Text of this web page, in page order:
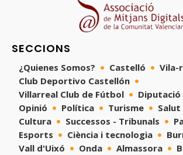
SECCIONS
¿Quienes Somos? Castelló
Vila-
Club Deportivo Castellón
Villarreal Club de Fútbol
Diputació
Opinió
Política Turisme Salut
Cultura
Successos - Tribunals
Esports
Ciència i tecnologia
Vall d'Uixó
Onda Almassora